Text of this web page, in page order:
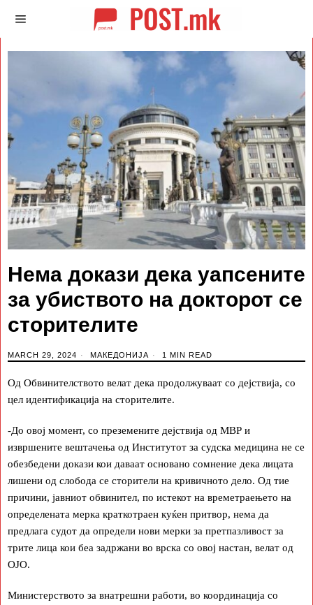
Нема докази дека уапсените
за убиството на докторот се
сторителите
MARCH 29, 2024 МАКЕДОНИЈА 1 MIN READ
Од Обвинителството велат дека продолжуваат со дејствија, со
цел идентификација на сторителите.
-До овој момент, со преземените дејствија од МВР и
извршените вештачења од Институтот за судска медицина не се
обезбедени докази кои даваат основано сомнение дека лицата
лишени од слобода се сторители на кривичното дело. Од тие
причини, јавниот обвинител, по истекот на времетраењето на
определената мерка краткотраен куќен притвор, нема да
предлага судот да определи нови мерки за претпазливост за
трите лица кои беа задржани во врска со овој настан, велат од
ОЈО.
Министерството за внатрешни работи, во координација со